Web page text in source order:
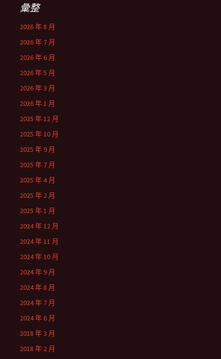
彙整
2026 年 8 月
2026 年 7 月
2026 年 6 月
2026 年 5 月
2026 年 3 月
2026 年 1 月
2025 年 12 月
2025 年 10 月
2025 年 9 月
2025 年 7 月
2025 年 4 月
2025 年 2 月
2025 年 1 月
2024 年 12 月
2024 年 11 月
2024 年 10 月
2024 年 9 月
2024 年 8 月
2024 年 7 月
2024 年 6 月
2018 年 3 月
2018 年 2 月